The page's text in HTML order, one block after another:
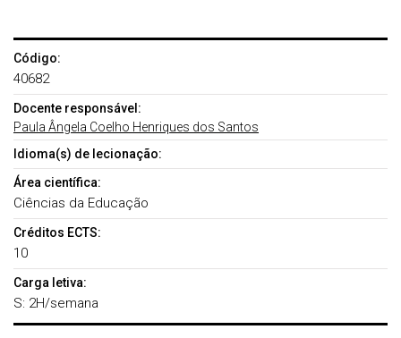
Código:
40682
Docente responsável:
Paula Ângela Coelho Henriques dos Santos
Idioma(s) de lecionação:
Área científica:
Ciências da Educação
Créditos ECTS:
10
Carga letiva:
S: 2H/semana